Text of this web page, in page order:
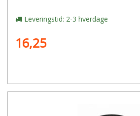
Leveringstid: 2-3 hverdage
16,25